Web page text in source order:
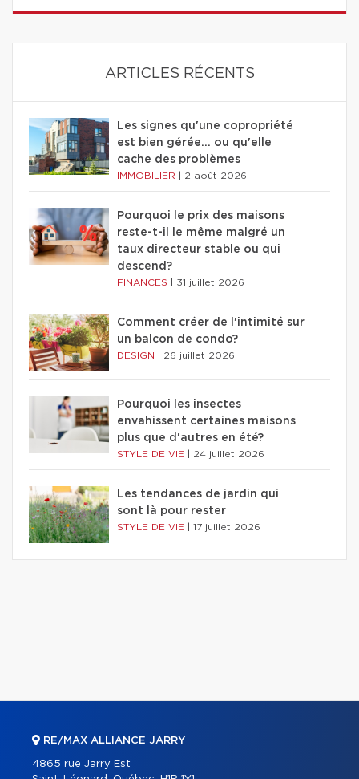
ARTICLES RÉCENTS
Les signes qu'une copropriété
est bien gérée… ou qu'elle
cache des problèmes
IMMOBILIER 2 août 2026
Pourquoi le prix des maisons
reste-t-il le même malgré un
taux directeur stable ou qui
descend?
FINANCES 31 juillet 2026
Comment créer de l'intimité sur
un balcon de condo?
DESIGN 26 juillet 2026
Pourquoi les insectes
envahissent certaines maisons
plus que d'autres en été?
STYLE DE VIE 24 juillet 2026
Les tendances de jardin qui
sont là pour rester
STYLE DE VIE 17 juillet 2026
RE/MAX ALLIANCE JARRY
4865 rue Jarry Est